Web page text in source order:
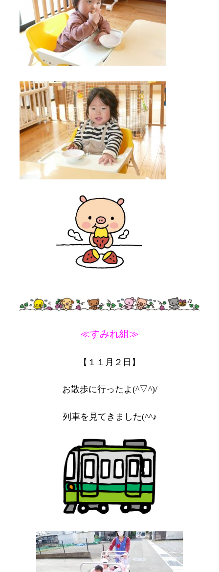
≪すみれ組≫
【１１月２日】
お散歩に行ったよ(^▽^)/
列車を見てきました(^^♪